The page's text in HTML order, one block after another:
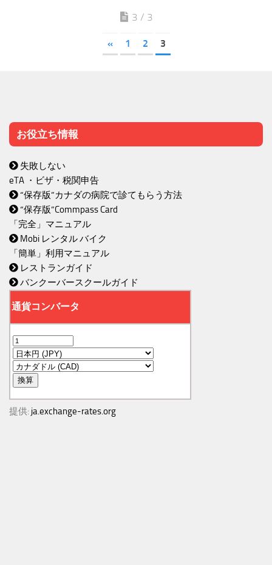
3 / 3
« 1 2 3
お役立ち情報
失敗しない
eTA ・ビザ・税関申告
“保存版”カナダの病院で診てもらう方法
“保存版”Commpass Card
「完全」マニュアル
Mobi レンタル バイク
「簡単」利用マニュアル
レストランガイド
バンクーバースクールガイド
提供: ja.exchange-rates.org